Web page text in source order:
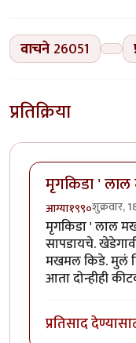
वाचने 26051
प्रतिक्रिया
मृगकिडा '
आग्या१९९०शुक्रवार,
मृगकिडा ' लाल
सापडायचे.
मखमल किडे. मुलं
आता दोन्हीही
प्रतिसाद